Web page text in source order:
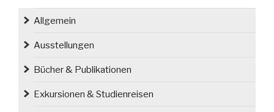
Allgemein
Ausstellungen
Bücher & Publikationen
Exkursionen & Studienreisen